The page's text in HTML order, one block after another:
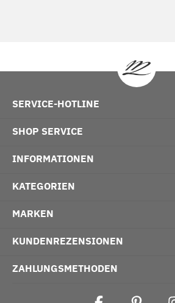
SERVICE-HOTLINE
SHOP SERVICE
INFORMATIONEN
KATEGORIEN
MARKEN
KUNDENREZENSIONEN
ZAHLUNGSMETHODEN